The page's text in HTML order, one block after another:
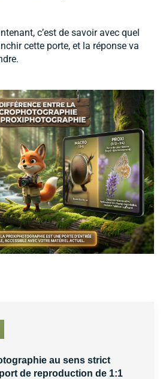
c’est de savoir avec quel
cette porte, et la réponse va
au sens strict
de reproduction de 1:1